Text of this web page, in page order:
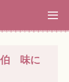
伯 味に